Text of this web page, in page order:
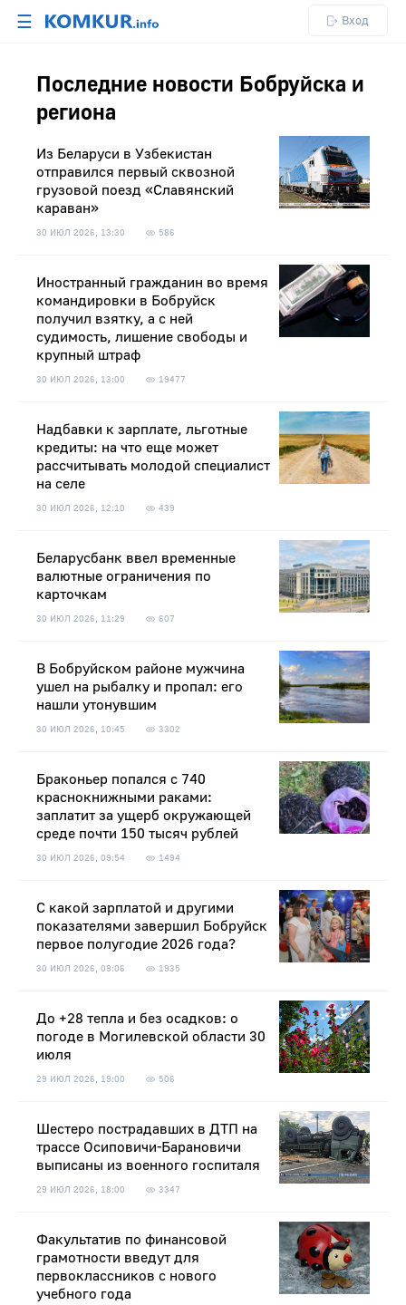
☰ Вход
Последние новости Бобруйска и
региона
Из Беларуси в Узбекистан
отправился первый сквозной
грузовой поезд «Славянский
караван»
30 ИЮЛ 2026, 13:30 586
Иностранный гражданин во время
командировки в Бобруйск
получил взятку, а с ней
судимость, лишение свободы и
крупный штраф
30 ИЮЛ 2026, 13:00 19477
Надбавки к зарплате, льготные
кредиты: на что еще может
рассчитывать молодой специалист
на селе
30 ИЮЛ 2026, 12:10 439
Беларусбанк ввел временные
валютные ограничения по
карточкам
30 ИЮЛ 2026, 11:29 607
В Бобруйском районе мужчина
ушел на рыбалку и пропал: его
нашли утонувшим
30 ИЮЛ 2026, 10:45 3302
Браконьер попался с 740
краснокнижными раками:
заплатит за ущерб окружающей
среде почти 150 тысяч рублей
30 ИЮЛ 2026, 09:54 1494
С какой зарплатой и другими
показателями завершил Бобруйск
первое полугодие 2026 года?
30 ИЮЛ 2026, 09:06 1935
До +28 тепла и без осадков: о
погоде в Могилевской области 30
июля
29 ИЮЛ 2026, 19:00 506
Шестеро пострадавших в ДТП на
трассе Осиповичи-Барановичи
выписаны из военного госпиталя
29 ИЮЛ 2026, 18:00 3347
Факультатив по финансовой
грамотности введут для
первоклассников с нового
учебного года